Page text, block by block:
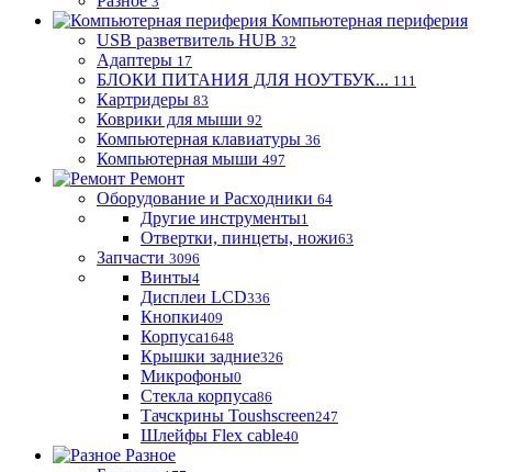
Компьютерная периферия
USB разветвитель HUB 32
Адаптеры 17
БЛОКИ ПИТАНИЯ ДЛЯ НОУТБУК... 111
Картридеры 83
Коврики для мыши 92
Компьютерная клавиатуры 36
Компьютерная мыши 497
Ремонт
Оборудование и Расходники 64
Другие инструменты1
Отвертки, пинцеты, ножи63
Запчасти 3096
Винты4
Дисплеи LCD336
Кнопки409
Корпуса1648
Крышки задние326
Микрофоны0
Стекла корпуса86
Тачскрины Toushscreen247
Шлейфы Flex cable40
Разное